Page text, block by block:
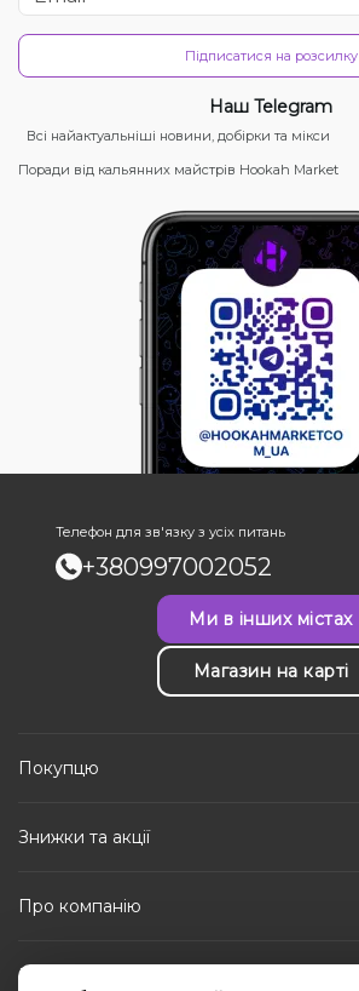
Підписатися на розсилку
Наш Telegram
Всі найактуальніші новини, добірки та мікси
Поради від кальянних майстрів Hookah Market
Телефон для зв'язку з усіх питань
+380997002052
Ми в інших містах
Магазин на карті
Покупцю
Знижки та акції
Про компанію
Каталог